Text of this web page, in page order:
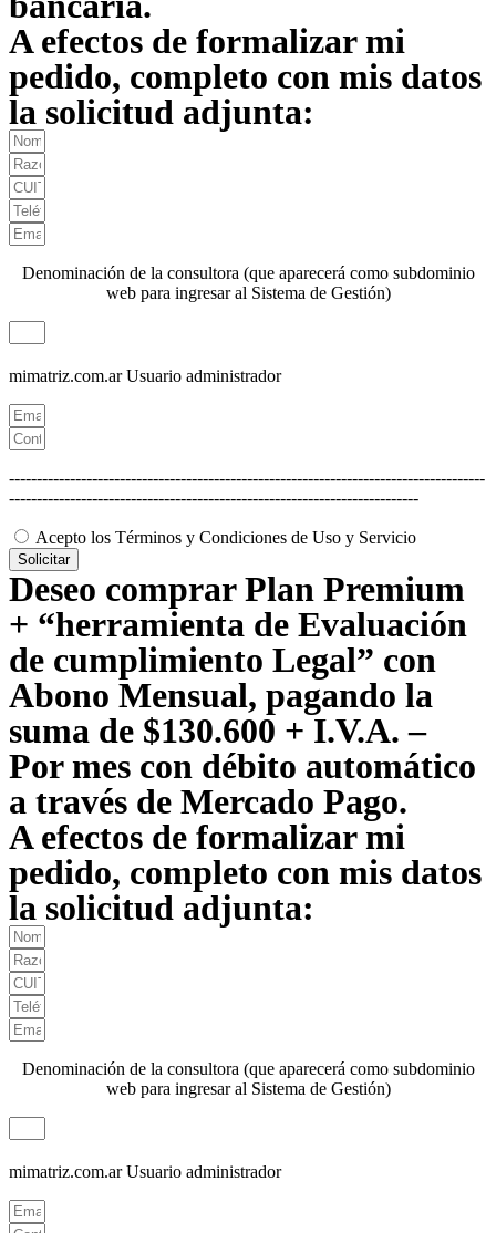
A efectos de formalizar mi
pedido, completo con mis datos
la solicitud adjunta:
Denominación de la consultora (que aparecerá como subdominio
web para ingresar al Sistema de Gestión)
mimatriz.com.ar Usuario administrador
--------------------------------------------------------------------------------------
--------------------------------------------------------------------------
Acepto los Términos y Condiciones de Uso y Servicio
Solicitar
Deseo comprar Plan Premium
+ “herramienta de Evaluación
de cumplimiento Legal” con
Abono Mensual, pagando la
suma de $130.600 + I.V.A. –
Por mes con débito automático
a través de Mercado Pago.
A efectos de formalizar mi
pedido, completo con mis datos
la solicitud adjunta:
Denominación de la consultora (que aparecerá como subdominio
web para ingresar al Sistema de Gestión)
mimatriz.com.ar Usuario administrador